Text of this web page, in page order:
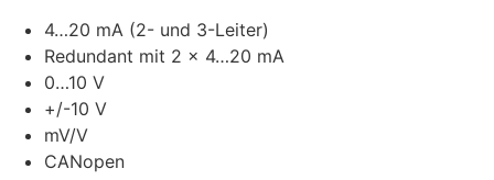
4…20 mA (2- und 3-Leiter)
Redundant mit 2 x 4…20 mA
0…10 V
+/-10 V
mV/V
CANopen